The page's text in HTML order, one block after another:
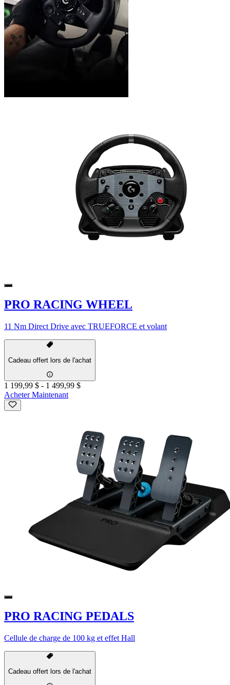
PRO RACING WHEEL
11 Nm Direct Drive avec TRUEFORCE et volant
Cadeau offert lors de l'achat
1 199,99 $ - 1 499,99 $
Acheter Maintenant
PRO RACING PEDALS
Cellule de charge de 100 kg et effet Hall
Cadeau offert lors de l'achat